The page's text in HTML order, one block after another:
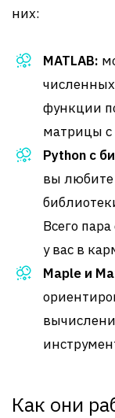
них:
MATLAB:
численных
функции
матрицы
Python с
вы любите
Всего
у вас в
Maple и
Как они